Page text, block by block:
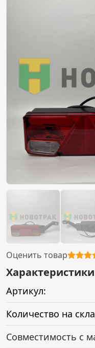
Оценить товар
Артикул:
Количество на
Совместимость с